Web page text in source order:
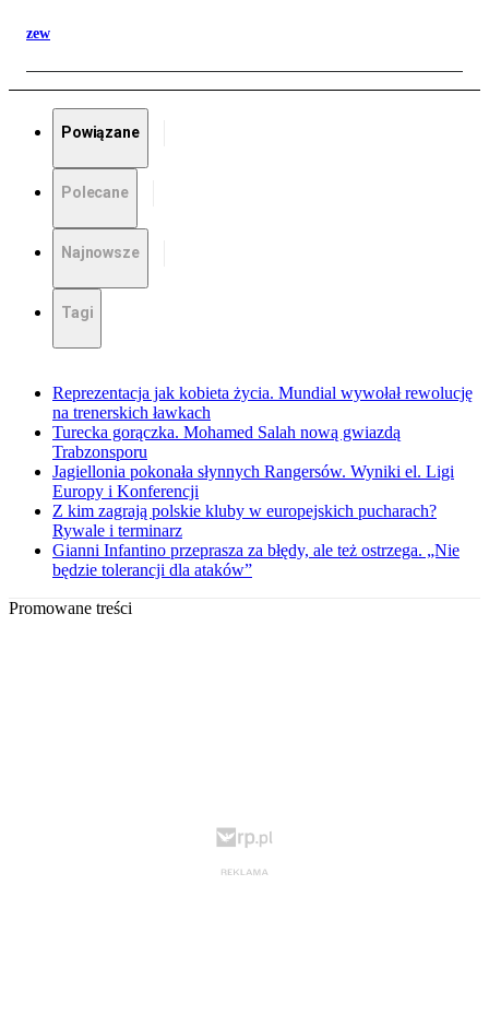
zew
Powiązane
Polecane
Najnowsze
Tagi
Reprezentacja jak kobieta życia. Mundial wywołał rewolucję
na trenerskich ławkach
Turecka gorączka. Mohamed Salah nową gwiazdą
Trabzonsporu
Jagiellonia pokonała słynnych Rangersów. Wyniki el. Ligi
Europy i Konferencji
Z kim zagrają polskie kluby w europejskich pucharach?
Rywale i terminarz
Gianni Infantino przeprasza za błędy, ale też ostrzega. „Nie
będzie tolerancji dla ataków”
Promowane treści